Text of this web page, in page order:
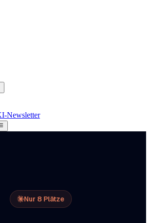
Newsletter
Menü öffnen
Nur 8 Plätze